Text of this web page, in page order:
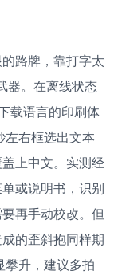
路牌，靠打字太
器。在离线状态
载语言的印刷体
右框选出文本
上中文。实测经
或说明书，识别
再手动校改。但
的歪斜抱同样期
升，建议多拍